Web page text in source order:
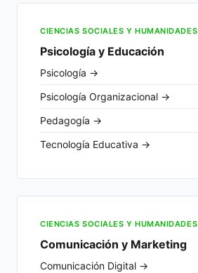
CIENCIAS SOCIALES Y HUMANIDADES
Psicología y Educación
Psicología →
Psicología Organizacional →
Pedagogía →
Tecnología Educativa →
CIENCIAS SOCIALES Y HUMANIDADES
Comunicación y Marketing
Comunicación Digital →